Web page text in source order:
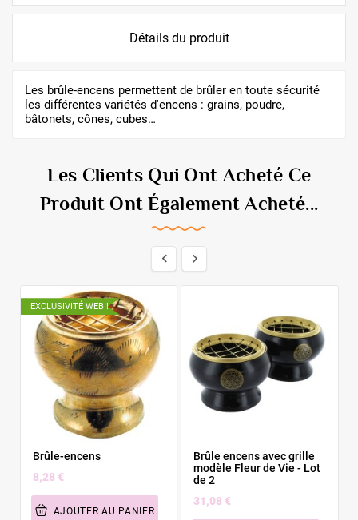
Détails du produit
Les brûle-encens permettent de brûler en toute sécurité
les différentes variétés d'encens : grains, poudre,
bâtonets, cônes, cubes…
Les Clients Qui Ont Acheté Ce
Produit Ont Également Acheté...
 
EXCLUSIVITÉ WEB !
Brûle-encens
8,28 €
AJOUTER AU PANIER
Brûle encens avec grille
modèle Fleur de Vie - Lot
de 2
31,08 €